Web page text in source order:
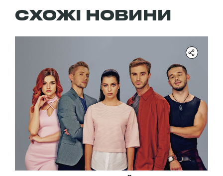
СХОЖІ НОВИНИ